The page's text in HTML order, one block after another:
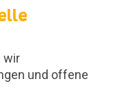
wir
und offene